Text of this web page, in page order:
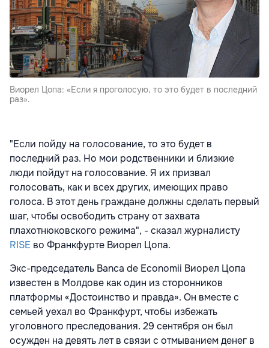
Виорел Цопа: «Если я проголосую, то это будет в последний
раз».
"Если пойду на голосование, то это будет в
последний раз. Но мои родственники и близкие
люди пойдут на голосование. Я их призвал
голосовать, как и всех других, имеющих право
голоса. В этот день граждане должны сделать первый
шаг, чтобы освободить страну от захвата
плахотнюковского режима", - сказал журналисту
RISE во Франкфурте Виорел Цопа.
Экс-председатель Banca de Economii Виорел Цопа
известен в Молдове как один из сторонников
платформы «Достоинство и правда». Он вместе с
семьей уехал во Франкфурт, чтобы избежать
уголовного преследования. 29 сентября он был
осужден на девять лет в связи с отмыванием денег в